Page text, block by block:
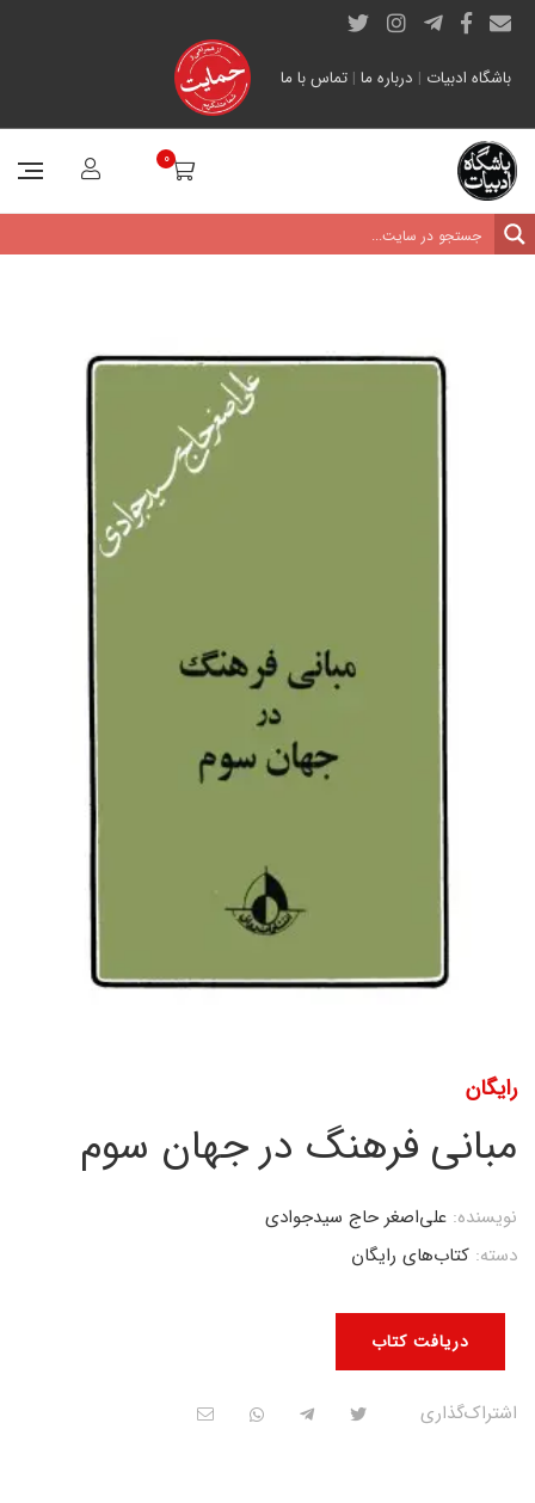
باشگاه ادبیات | درباره ما | تماس با ما
0
رایگان
مبانی فرهنگ در جهان سوم
دریافت کتاب
نویسنده: علی‌اصغر حاج سیدجوادی
دسته: کتاب‌های رایگان
اشتراک‌گذاری